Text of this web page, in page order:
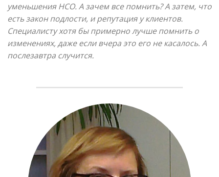
уменьшения НСО. А зачем все помнить? А затем, что
есть закон подлости, и репутация у клиентов.
Специалисту хотя бы примерно лучше помнить о
изменениях, даже если вчера это его не касалось. А
послезавтра случится.